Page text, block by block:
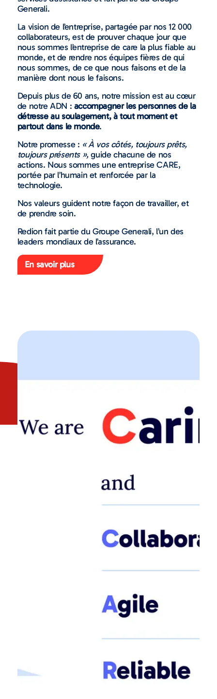
Generali.
La vision de l’entreprise, partagée par nos 12 000
collaborateurs, est de prouver chaque jour que
nous sommes l’entreprise de care la plus fiable au
monde, et de rendre nos équipes fières de qui
nous sommes, de ce que nous faisons et de la
manière dont nous le faisons.
Depuis plus de 60 ans, notre mission est au cœur
de notre ADN : accompagner les personnes de la
détresse au soulagement, à tout moment et
partout dans le monde.
Notre promesse : « À vos côtés, toujours prêts,
toujours présents »,guide chacune de nos
actions. Nous sommes une entreprise CARE,
portée par l’humain et renforcée par la
technologie.
Nos valeurs guident notre façon de travailler, et
de prendre soin.
Redion fait partie du Groupe Generali, l’un des
leaders mondiaux de l’assurance.
En savoir plus